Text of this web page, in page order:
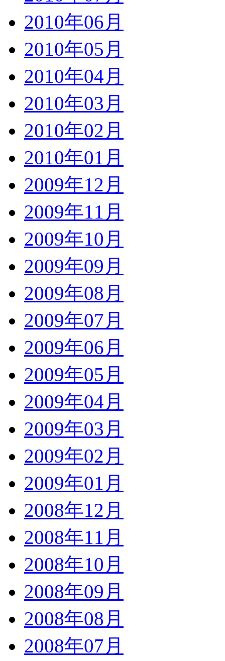
2010年06月
2010年05月
2010年04月
2010年03月
2010年02月
2010年01月
2009年12月
2009年11月
2009年10月
2009年09月
2009年08月
2009年07月
2009年06月
2009年05月
2009年04月
2009年03月
2009年02月
2009年01月
2008年12月
2008年11月
2008年10月
2008年09月
2008年08月
2008年07月